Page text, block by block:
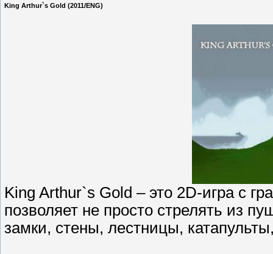
King Arthur`s Gold (2011/ENG)
King Arthur`s Gold – это 2D-игра с
позволяет не просто стрелять из
замки, стены, лестницы,